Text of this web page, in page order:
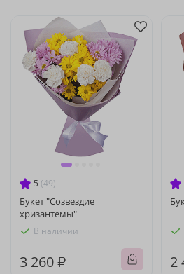
5 (49)
Букет "Созвездие
хризантемы"
В наличии
3 260 ₽ 2